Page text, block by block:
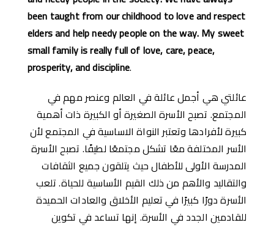
been taught from our childhood to love and respect
elders and help needy people on the way. My sweet
small family is really full of love, care, peace,
prosperity, and discipline.
عائلتي هي أجمل عائلة في العالم وعنصر مهم في
المجتمع. تصبح الأسرة الصغيرة أو الكبيرة ذات أهمية
كبيرة لأفرادها وتعتبر النواة الاساسية في المجتمع لأن
الأسر المختلفة معًا تشكل مجتمعًا لطيفًا. تصبح الأسرة
المدرسة الأولى للأطفال حيث يتلقون جميع الثقافات
والتقاليد والأهم من ذلك القيم الأساسية للحياة. تلعب
الأسرة دورًا كبيرًا في تعليم الأخلاق والعادات الحميدة
للقادمين الجدد في الأسرة. إنها تساعد في تكوين